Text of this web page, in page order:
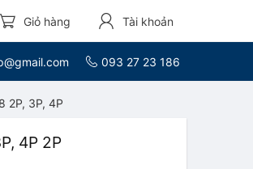
Giỏ hàng Tài khoản
093 27 23 186
2P, 3P, 4P
4P 2P